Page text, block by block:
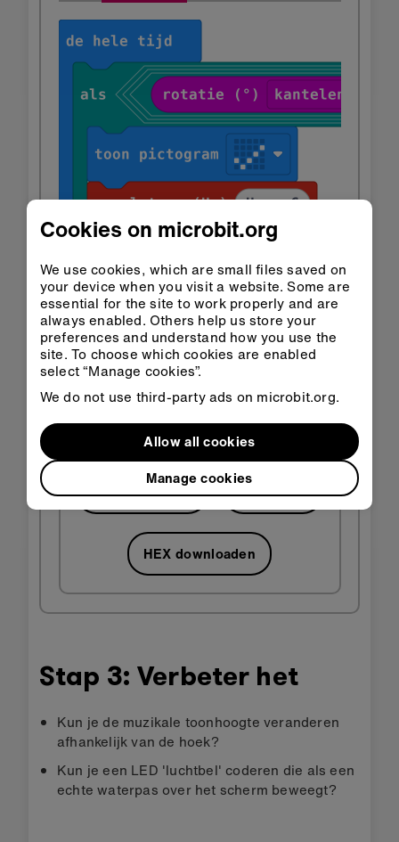
Openen in
KlasLokaal
Openen in
MakeCode
HEX downloaden
Stap 3: Verbeter het
Kun je de muzikale toonhoogte veranderen
afhankelijk van de hoek?
Kun je een LED 'luchtbel' coderen die als een
echte waterpas over het scherm beweegt?
Cookies on microbit.org
We use cookies, which are small files saved on
your device when you visit a website. Some are
essential for the site to work properly and are
always enabled. Others help us store your
preferences and understand how you use the
site. To choose which cookies are enabled
select “Manage cookies”.
We do not use third-party ads on microbit.org.
Manage cookies
Allow all cookies